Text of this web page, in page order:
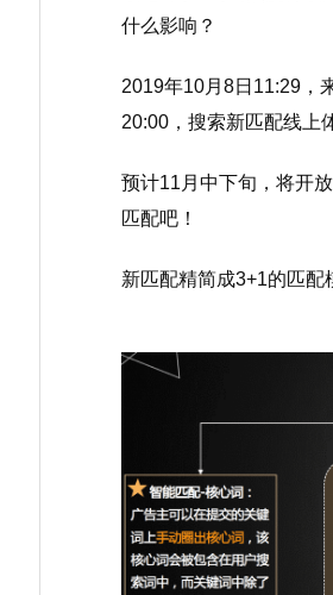
什么影响？
2019年10月8日11:29，
20:00，搜索新匹配线上
预计11月中下旬，将开
匹配吧！
新匹配精简成3+1的匹配